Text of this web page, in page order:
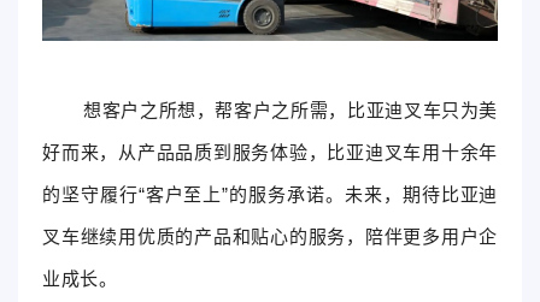
想客户之所想，帮客户之所需，比亚迪叉车只为美
好而来，从产品品质到服务体验，比亚迪叉车用十余年
的坚守履行“客户至上”的服务承诺。未来，期待比亚迪
叉车继续用优质的产品和贴心的服务，陪伴更多用户企
业成长。